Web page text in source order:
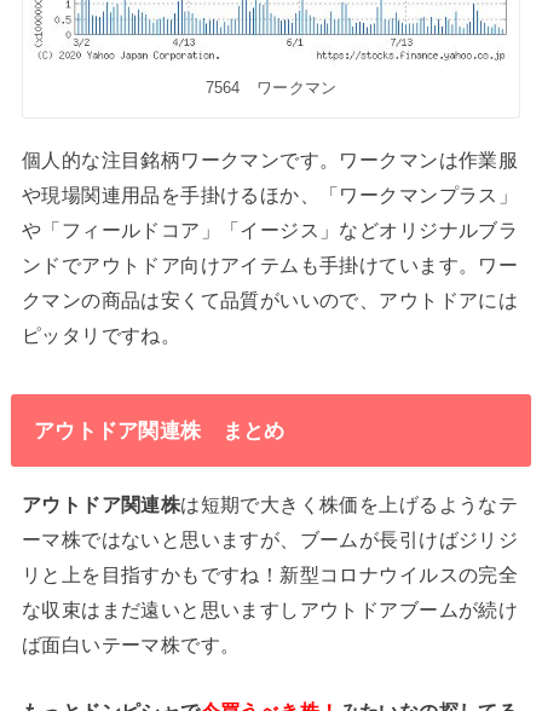
7564 ワークマン
個人的な注目銘柄ワークマンです。ワークマンは作業服
や現場関連用品を手掛けるほか、「ワークマンプラス」
や「フィールドコア」「イージス」などオリジナルブラ
ンドでアウトドア向けアイテムも手掛けています。ワー
クマンの商品は安くて品質がいいので、アウトドアには
ピッタリですね。
アウトドア関連株 まとめ
アウトドア関連株は短期で大きく株価を上げるようなテ
ーマ株ではないと思いますが、ブームが長引けばジリジ
リと上を目指すかもですね！新型コロナウイルスの完全
な収束はまだ遠いと思いますしアウトドアブームが続け
ば面白いテーマ株です。